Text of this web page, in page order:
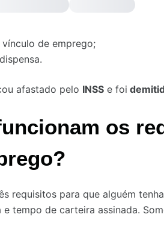
de emprego;
afastado pelo INSS e foi
os
requisitos para que alguém
e tempo de carteira assinada.